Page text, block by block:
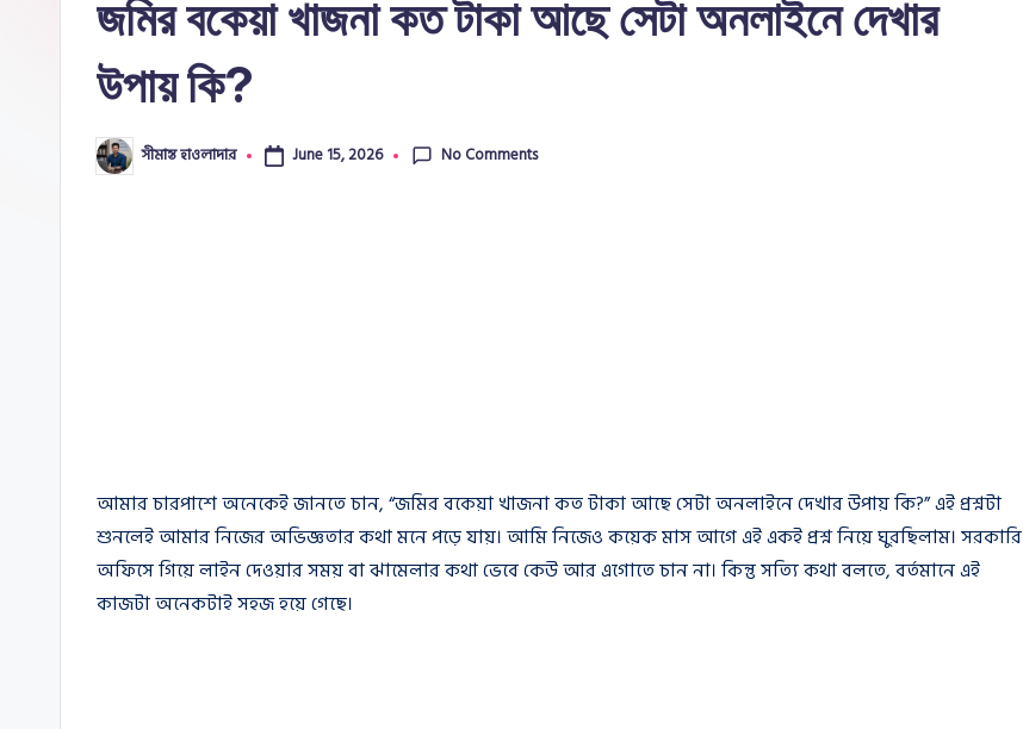
জমির বকেয়া খাজনা কত টাকা আছে সেটা অনলাইনে দেখার
উপায় কি?
Posted
by
সীমান্ত হাওলাদার June 15, 2026 No Comments
আমার চারপাশে অনেকেই জানতে চান, “জমির বকেয়া খাজনা কত টাকা আছে সেটা অনলাইনে দেখার উপায় কি?” এই প্রশ্নটা
শুনলেই আমার নিজের অভিজ্ঞতার কথা মনে পড়ে যায়। আমি নিজেও কয়েক মাস আগে এই একই প্রশ্ন নিয়ে ঘুরছিলাম। সরকারি
অফিসে গিয়ে লাইন দেওয়ার সময় বা ঝামেলার কথা ভেবে কেউ আর এগোতে চান না। কিন্তু সত্যি কথা বলতে, বর্তমানে এই
কাজটা অনেকটাই সহজ হয়ে গেছে।